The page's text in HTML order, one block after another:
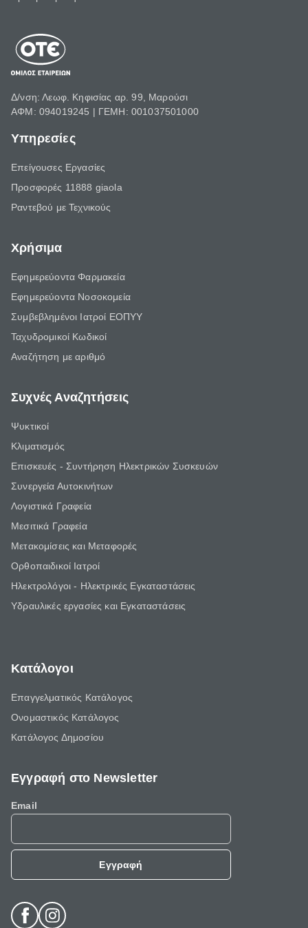
Δ/νση: Λεωφ. Κηφισίας αρ. 99, Μαρούσι
ΑΦΜ: 094019245 | ΓΕΜΗ: 001037501000
Υπηρεσίες
Επείγουσες Εργασίες
Προσφορές 11888 giaola
Ραντεβού με Τεχνικούς
Χρήσιμα
Εφημερεύοντα Φαρμακεία
Εφημερεύοντα Νοσοκομεία
Συμβεβλημένοι Ιατροί ΕΟΠΥΥ
Ταχυδρομικοί Κωδικοί
Αναζήτηση με αριθμό
Συχνές Αναζητήσεις
Ψυκτικοί
Κλιματισμός
Επισκευές - Συντήρηση Ηλεκτρικών Συσκευών
Συνεργεία Αυτοκινήτων
Λογιστικά Γραφεία
Μεσιτικά Γραφεία
Μετακομίσεις και Μεταφορές
Ορθοπαιδικοί Ιατροί
Ηλεκτρολόγοι - Ηλεκτρικές Εγκαταστάσεις
Υδραυλικές εργασίες και Εγκαταστάσεις
Κατάλογοι
Επαγγελματικός Κατάλογος
Ονομαστικός Κατάλογος
Κατάλογος Δημοσίου
Εγγραφή στο Newsletter
Email
Εγγραφή